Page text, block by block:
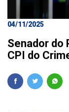
04/11/2025
Senador do
CPI do